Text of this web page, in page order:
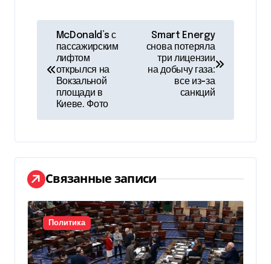
а
ц
и
я
п
McDonald’s с
пассажирским
лифтом
открылся на
Вокзальной
площади в
Киеве. Фото
Smart Energy
снова потеряла
три лицензии
на добычу газа:
все из-за
санкций
Связанные записи
Политика